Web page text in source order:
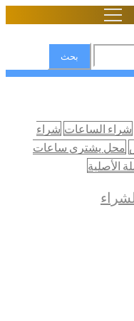
ذهب
شراء الساعات شراء
محل يشتري ساعات
الأصلية